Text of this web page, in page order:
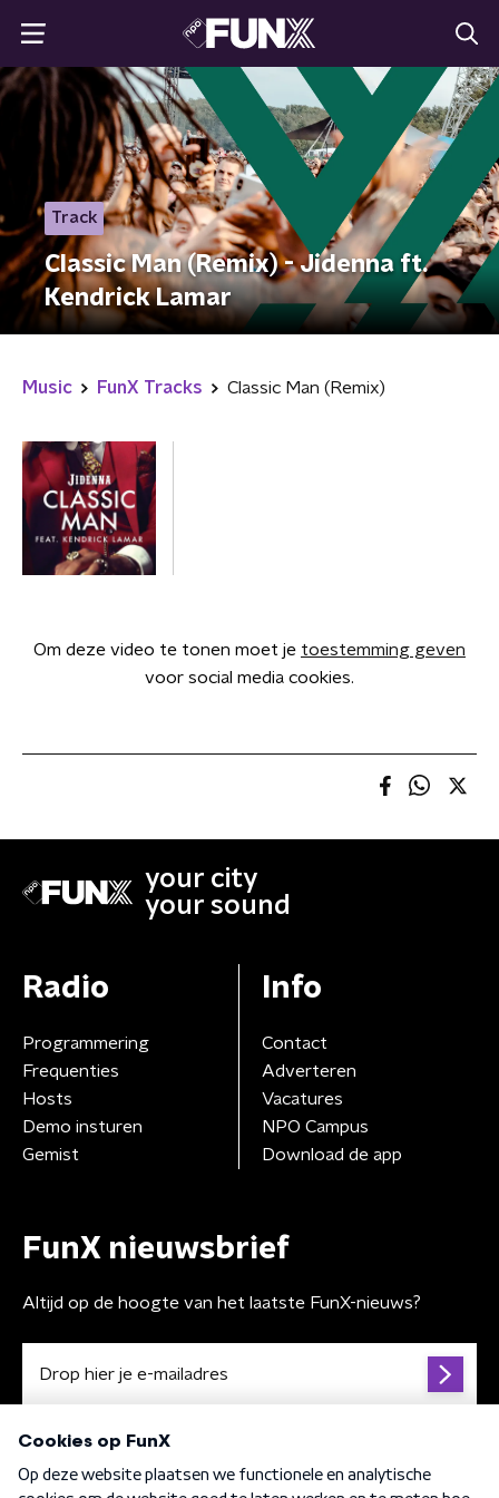
Track
Classic Man (Remix) - Jidenna ft.
Kendrick Lamar
Music FunX Tracks Classic Man (Remix)
Om deze video te tonen moet je toestemming geven
voor social media cookies.
your city
your sound
Radio
Programmering
Frequenties
Hosts
Demo insturen
Gemist
Info
Contact
Adverteren
Vacatures
NPO Campus
Download de app
FunX nieuwsbrief
Altijd op de hoogte van het laatste FunX-nieuws?